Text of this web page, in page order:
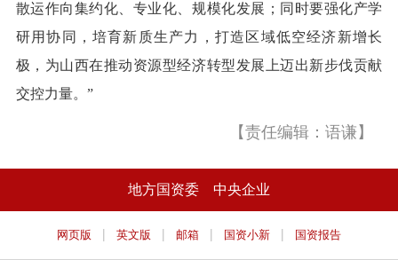
散运作向集约化、专业化、规模化发展；同时要强化产学
研用协同，培育新质生产力，打造区域低空经济新增长
极，为山西在推动资源型经济转型发展上迈出新步伐贡献
交控力量。”
【责任编辑：语谦】
地方国资委 中央企业
网页版 | 英文版 | 邮箱 | 国资小新 | 国资报告